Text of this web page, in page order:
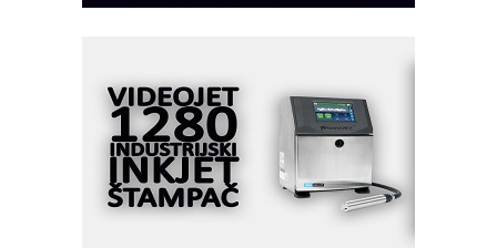
dostupan u Srbiji
I.SAFE MOBILE revolucioniše
industrijsku automatizaciju
pionirskimmobile operator PANEL-OM
Fleksibilno stezanje i brzo
podešavanje u proizvodnji prototipova
KIP KOP – napredna rešenja za